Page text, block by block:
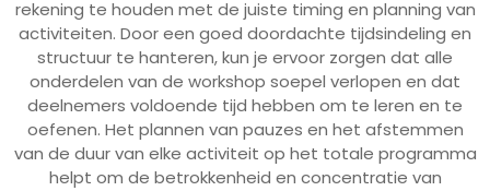
rekening te houden met de juiste timing en planning van
activiteiten. Door een goed doordachte tijdsindeling en
structuur te hanteren, kun je ervoor zorgen dat alle
onderdelen van de workshop soepel verlopen en dat
deelnemers voldoende tijd hebben om te leren en te
oefenen. Het plannen van pauzes en het afstemmen
van de duur van elke activiteit op het totale programma
helpt om de betrokkenheid en concentratie van